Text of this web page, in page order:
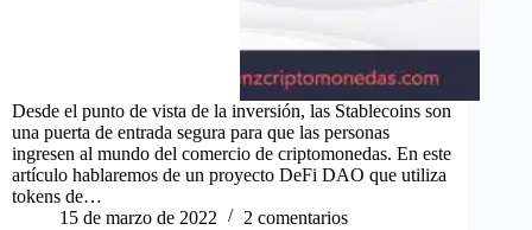
Desde el punto de vista de la inversión, las Stablecoins son
una puerta de entrada segura para que las personas
ingresen al mundo del comercio de criptomonedas. En este
artículo hablaremos de un proyecto DeFi DAO que utiliza
tokens de…
15 de marzo de 2022
2 comentarios